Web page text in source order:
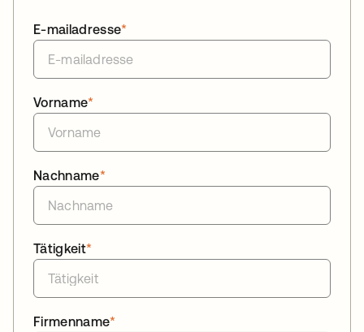
*
E-mailadresse
*
Vorname
*
Nachname
*
Tätigkeit
*
Firmenname